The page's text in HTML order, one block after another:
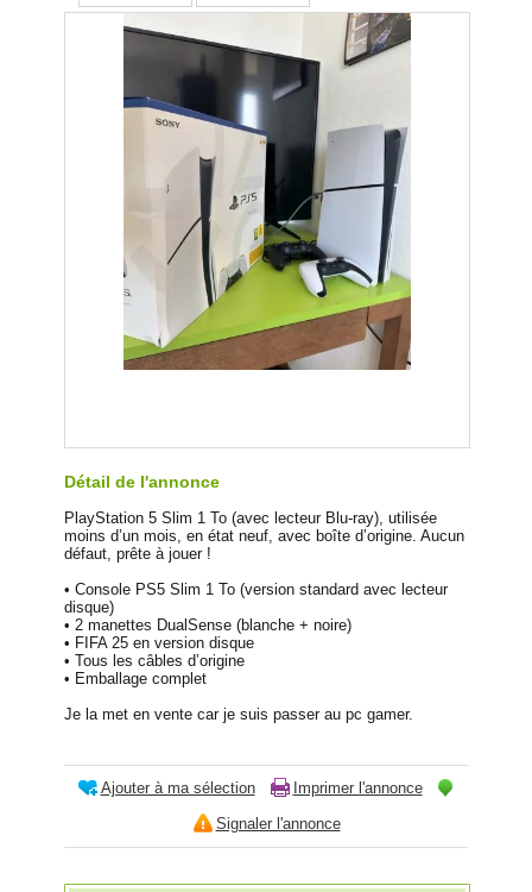
Détail de l'annonce
PlayStation 5 Slim 1 To (avec lecteur Blu-ray), utilisée
moins d’un mois, en état neuf, avec boîte d’origine. Aucun
défaut, prête à jouer !
• Console PS5 Slim 1 To (version standard avec lecteur
disque)
• 2 manettes DualSense (blanche + noire)
• FIFA 25 en version disque
• Tous les câbles d’origine
• Emballage complet
Je la met en vente car je suis passer au pc gamer.
Ajouter à ma sélection
Imprimer l'annonce
Signaler l'annonce